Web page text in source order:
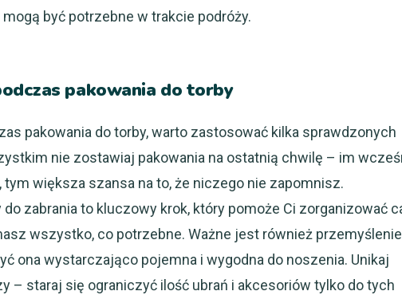
być potrzebne w trakcie podróży.
pakowania do torby
pakowania do torby, warto zastosować kilka sprawdzonych
nie zostawiaj pakowania na ostatnią chwilę – im
większa szansa na to, że niczego nie zapomnisz.
zabrania to kluczowy krok, który pomoże Ci zorganizować
wszystko, co potrzebne. Ważne jest również przemyślenie
ona wystarczająco pojemna i wygodna do noszenia. Unikaj
– staraj się ograniczyć ilość ubrań i akcesoriów tylko do tych